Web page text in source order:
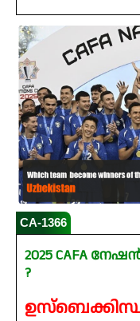
CA-1366
2025 CAFA
?